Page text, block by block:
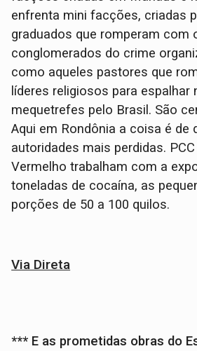
enfrenta mini facções, criadas
graduados que romperam com
conglomerados do crime
como aqueles pastores que
líderes religiosos para espalhar
mequetrefes pelo Brasil. São
Aqui em Rondônia a coisa é de
autoridades mais perdidas.
Vermelho trabalham com a
toneladas de cocaína, as
porções de 50 a 100 quilos.
Via Direta
*** E as prometidas obras do